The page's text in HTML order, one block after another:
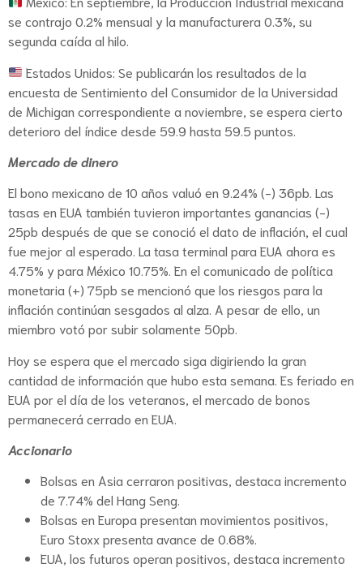
se contrajo 0.2% mensual y la manufacturera 0.3%, su
segunda caída al hilo.
Estados Unidos: Se publicarán los resultados de la
encuesta de Sentimiento del Consumidor de la Universidad
de Michigan correspondiente a noviembre, se espera cierto
deterioro del índice desde 59.9 hasta 59.5 puntos.
Mercado de dinero
El bono mexicano de 10 años valuó en 9.24% (-) 36pb. Las
tasas en EUA también tuvieron importantes ganancias (-)
25pb después de que se conoció el dato de inflación, el cual
fue mejor al esperado. La tasa terminal para EUA ahora es
4.75% y para México 10.75%. En el comunicado de política
monetaria (+) 75pb se mencionó que los riesgos para la
inflación continúan sesgados al alza. A pesar de ello, un
miembro votó por subir solamente 50pb.
Hoy se espera que el mercado siga digiriendo la gran
cantidad de información que hubo esta semana. Es feriado en
EUA por el día de los veteranos, el mercado de bonos
permanecerá cerrado en EUA.
Accionario
Bolsas en Asia cerraron positivas, destaca incremento
de 7.74% del Hang Seng.
Bolsas en Europa presentan movimientos positivos,
Euro Stoxx presenta avance de 0.68%.
EUA, los futuros operan positivos, destaca incremento